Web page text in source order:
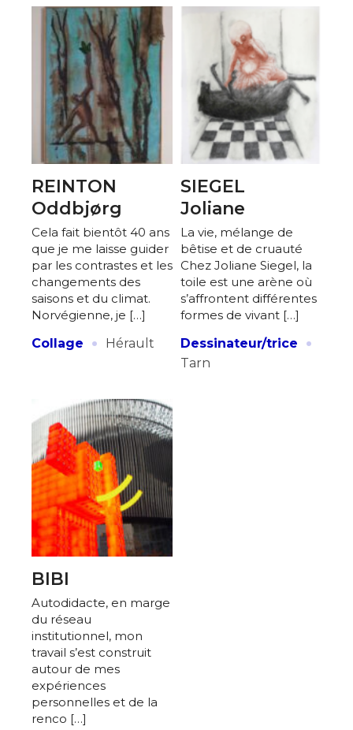
REINTON
Oddbjørg
Cela fait bientôt 40 ans
que je me laisse guider
par les contrastes et les
changements des
saisons et du climat.
Norvégienne, je […]
Collage
· Hérault
SIEGEL
Joliane
La vie, mélange de
bêtise et de cruauté
Chez Joliane Siegel, la
toile est une arène où
s’affrontent différentes
formes de vivant […]
Dessinateur/trice
·
Tarn
BIBI
Autodidacte, en marge
du réseau
institutionnel, mon
travail s’est construit
autour de mes
expériences
personnelles et de la
renco […]